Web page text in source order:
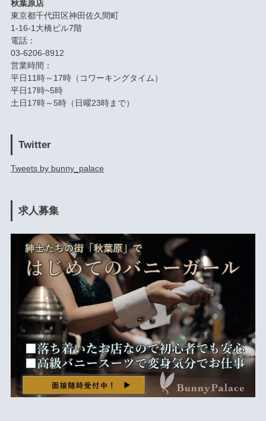
秋葉原店
東京都千代田区神田佐久間町
1-16-1大橋ビル7階
電話：
03-6206-8912
営業時間：
平日11時～17時（コワーキングタイム）
平日17時~5時
土日17時～5時（日曜23時まで）
Twitter
Tweets by bunny_palace
求人募集